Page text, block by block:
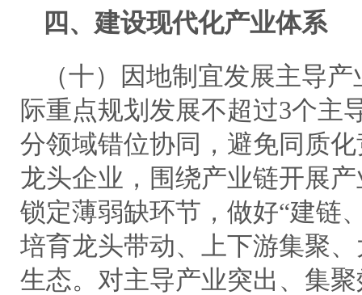
四、建设现代化产业体系
（十）因地制宜发展主导
际重点规划发展不超过3个主
分领域错位协同，避免同质
龙头企业，围绕产业链开展
锁定薄弱缺环节，做好“建链
培育龙头带动、上下游集聚
生态。对主导产业突出、集